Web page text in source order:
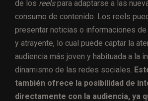
de los reelspara adaptarse a las
consumo de contenido. Los reels
presentar noticias o informaciones de
y atrayente, lo cual puede captar la
audiencia más joven y habituada a la
dinamismo de las redes sociales.
también ofrece la posibilidad de
directamente con la audiencia, ya